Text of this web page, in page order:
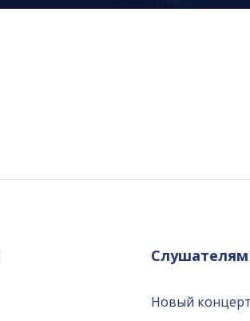
Слушателям
Новый